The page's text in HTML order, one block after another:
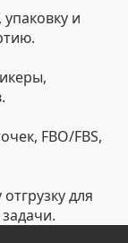
и
FBO/FBS,
для